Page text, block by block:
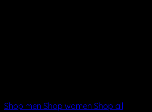
Shop men Shop women Shop all